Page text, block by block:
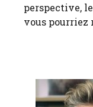
perspective,
vous